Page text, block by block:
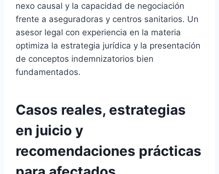
nexo causal y la capacidad de negociación
frente a aseguradoras y centros sanitarios. Un
asesor legal con experiencia en la materia
optimiza la estrategia jurídica y la presentación
de conceptos indemnizatorios bien
fundamentados.
Casos reales, estrategias
en juicio y
recomendaciones prácticas